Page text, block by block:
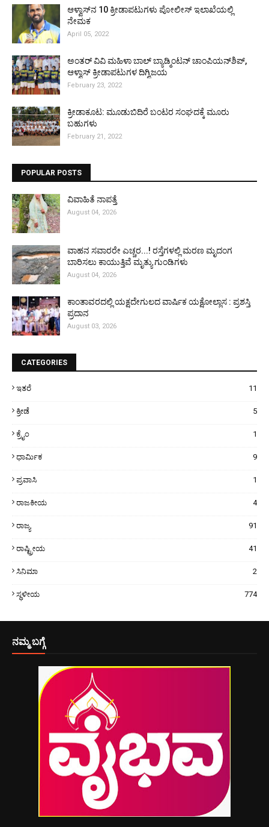
ಆಳ್ವಾಸ್‌ನ 10 ಕ್ರೀಡಾಪಟುಗಳು ಪೋಲೀಸ್ ಇಲಾಖೆಯಲ್ಲಿ
ನೇಮಕ
April 05, 2022
ಅಂತರ್ ವಿವಿ ಮಹಿಳಾ ಬಾಲ್ ಬ್ಯಾಡ್ಮಿಂಟನ್ ಚಾಂಪಿಯನ್‌ಶಿಪ್,
ಆಳ್ವಾಸ್ ಕ್ರೀಡಾಪಟುಗಳ ದಿಗ್ವಿಜಯ
February 23, 2022
ಕ್ರೀಡಾಕೂಟ: ಮೂಡುಬಿದಿರೆ ಬಂಟರ ಸಂಘದಕ್ಕೆ ಮೂರು
ಬಹುಗಳು
February 21, 2022
POPULAR POSTS
ವಿವಾಹಿತೆ ನಾಪತ್ತೆ
August 04, 2026
ವಾಹನ ಸವಾರರೇ ಎಚ್ಚರ...! ರಸ್ತೆಗಳಲ್ಲಿ ಮರಣ ಮೃದಂಗ
ಬಾರಿಸಲು ಕಾಯುತ್ತಿವೆ ಮೃತ್ಯು ಗುಂಡಿಗಳು
August 04, 2026
ಕಾಂತಾವರದಲ್ಲಿ ಯಕ್ಷದೇಗುಲದ ವಾರ್ಷಿಕ ಯಕ್ಷೋಲ್ಲಾಸ : ಪ್ರಶಸ್ತಿ
ಪ್ರದಾನ
August 03, 2026
CATEGORIES
ಇತರೆ 11
ಕ್ರೀಡೆ 5
ಕ್ರೈಂ 1
ಧಾರ್ಮಿಕ 9
ಪ್ರವಾಸಿ 1
ರಾಜಕೀಯ 4
ರಾಜ್ಯ 91
ರಾಷ್ಟ್ರೀಯ 41
ಸಿನಿಮಾ 2
ಸ್ಥಳೀಯ 774
ನಮ್ಮ ಬಗ್ಗೆ